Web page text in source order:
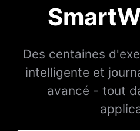
Des centaines
intelligente et
avancé - tout